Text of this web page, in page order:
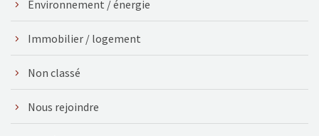
Environnement / énergie
Immobilier / logement
Non classé
Nous rejoindre